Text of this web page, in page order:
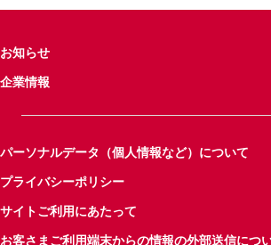
お知らせ
企業情報
パーソナルデータ（個人情報など）について
プライバシーポリシー
サイトご利用にあたって
お客さまご利用端末からの情報の外部送信につ